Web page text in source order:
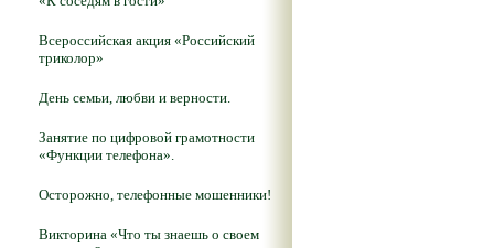
Всероссийская акция «Российский
триколор»
День семьи, любви и верности.
Занятие по цифровой грамотности
«Функции телефона».
Осторожно, телефонные мошенники!
Викторина «Что ты знаешь о своем